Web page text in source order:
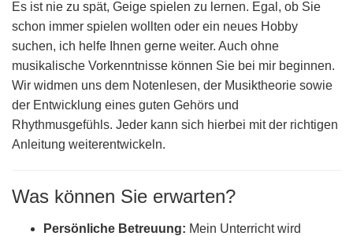
Es ist nie zu spät, Geige spielen zu lernen. Egal, ob Sie
schon immer spielen wollten oder ein neues Hobby
suchen, ich helfe Ihnen gerne weiter. Auch ohne
musikalische Vorkenntnisse können Sie bei mir beginnen.
Wir widmen uns dem Notenlesen, der Musiktheorie sowie
der Entwicklung eines guten Gehörs und
Rhythmusgefühls. Jeder kann sich hierbei mit der richtigen
Anleitung weiterentwickeln.
Was können Sie erwarten?
Persönliche Betreuung: Mein Unterricht wird